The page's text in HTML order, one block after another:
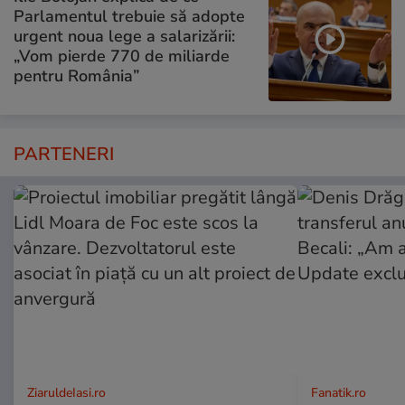
Parlamentul trebuie să adopte
urgent noua lege a salarizării:
„Vom pierde 770 de miliarde
pentru România”
PARTENERI
ZiaruldeIasi.ro Fanatik.ro